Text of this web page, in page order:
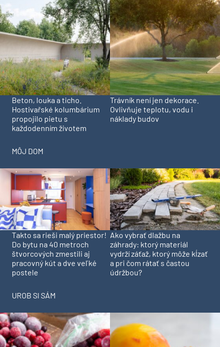
Beton, louka a ticho.
Hostivařské kolumbárium
propojilo pietu s
každodenním životem
Trávník není jen dekorace.
Ovlivňuje teplotu, vodu i
náklady budov
MÔJ DOM
Takto sa rieši malý priestor!
Do bytu na 40 metroch
štvorcových zmestili aj
pracovný kút a dve veľké
postele
Ako vybrať dlažbu na
záhrady: ktorý materiál
vydrží záťaž, ktorý môže kĺzať
a pri čom rátať s častou
údržbou?
UROB SI SÁM